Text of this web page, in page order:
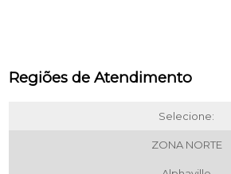
Regiões de Atendimento
Selecione:
ZONA NORTE